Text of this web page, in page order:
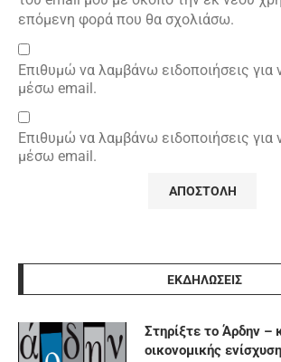
επόμενη φορά που θα σχολιάσω.
Επιθυμώ να λαμβάνω ειδοποιήσεις για
μέσω email.
Επιθυμώ να λαμβάνω ειδοποιήσεις για
μέσω email.
ΕΚΔΗΛΩΣΕΙΣ
Στηρίξτε το Άρδην –
οικονομικής